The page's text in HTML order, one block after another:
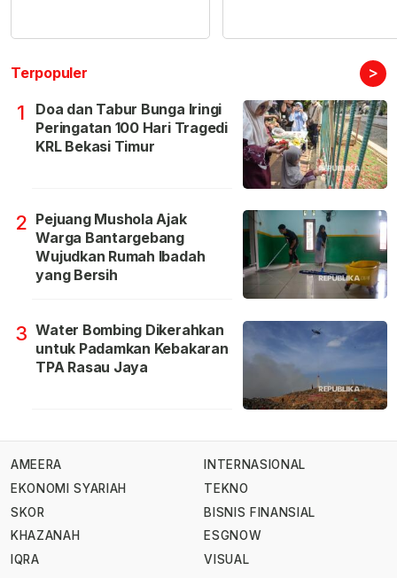
Terpopuler >
1
Doa dan Tabur Bunga Iringi
Peringatan 100 Hari Tragedi
KRL Bekasi Timur
2 Pejuang Mushola Ajak
Warga Bantargebang
Wujudkan Rumah Ibadah
yang Bersih
3 Water Bombing Dikerahkan
untuk Padamkan Kebakaran
TPA Rasau Jaya
AMEERA
EKONOMI SYARIAH
SKOR
KHAZANAH
IQRA
INTERNASIONAL
TEKNO
BISNIS FINANSIAL
ESGNOW
VISUAL